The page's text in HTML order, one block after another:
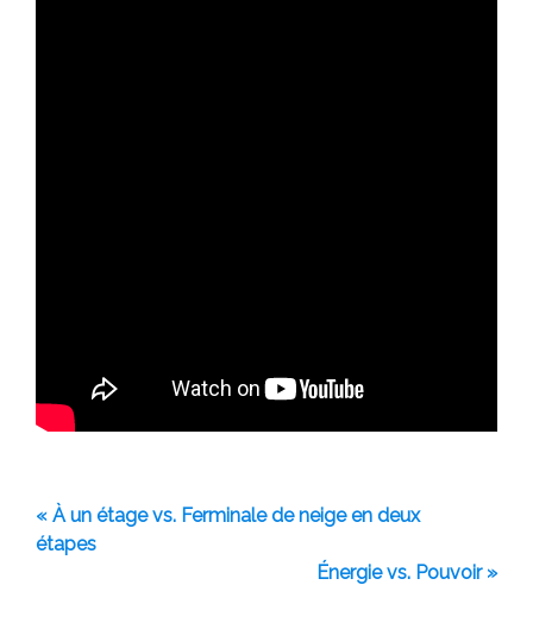
« À un étage vs. Ferminale de neige en deux
étapes
Énergie vs. Pouvoir »